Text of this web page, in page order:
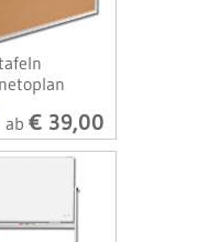
ab € 39,00